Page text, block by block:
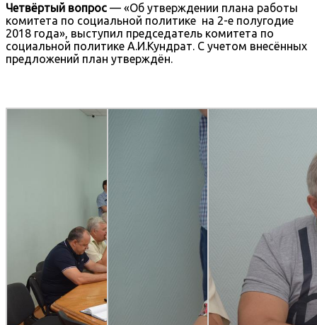
Четвёртый вопрос — «Об утверждении плана работы
комитета по социальной политике на 2-е полугодие
2018 года», выступил председатель комитета по
социальной политике А.И.Кундрат. С учетом внесённых
предложений план утверждён.